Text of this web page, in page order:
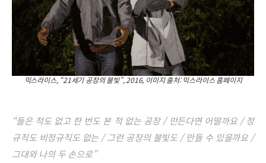
믹스라이스, “21세기 공장의 불빛”, 2016, 이미지 출처: 믹스라이스 홈페이지
“들은 적도 없고 한 번도 본 적 없는 공장 / 만든다면 어떨까요 / 정
규직도 비정규직도 없는 / 그런 공장의 불빛도 / 만들 수 있을까요 /
그대와 나의 두 손으로”